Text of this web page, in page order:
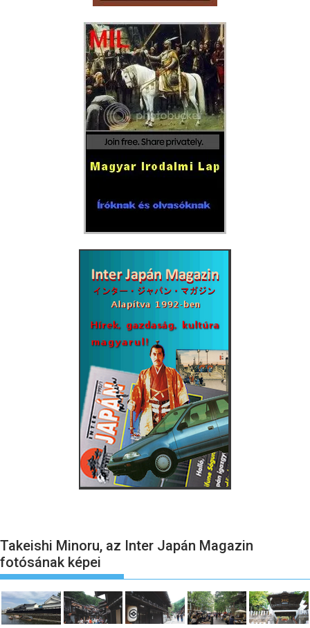
Takeishi Minoru, az Inter Japán Magazin
fotósának képei